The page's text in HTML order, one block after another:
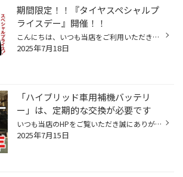
期間限定！！『タイヤスペシャルプ
ライスデー』開催！！
こんにちは、いつも当店をご利用いただきましてありがとうございます。 本日より、コクピット・タイヤ館におきまして、 期間限定！ サイズ限定！！ 数量限定！！！ お得にお買い求めいただける、「タイヤスペシャルプライスデー」がスタートします！ お得なタイヤのご紹介！！ ワゴンR、N-BOX、タン...
2025年7月18日
「ハイブリッド車用補機バッテリ
ー」は、定期的な交換が必要です
いつも当店のHPをご覧いただき誠にありがとうございます。 タイヤ館アプリダウンロードでお得にタイヤGET 詳しくはこちら 【ハイブリッド車のバッテリーのお話です】 ご存じない方も多いかもしれません。ハイブリッド車のバッテリー、実は２個搭載されているんです。 その2個の内、1個が定期的に交...
2025年7月15日